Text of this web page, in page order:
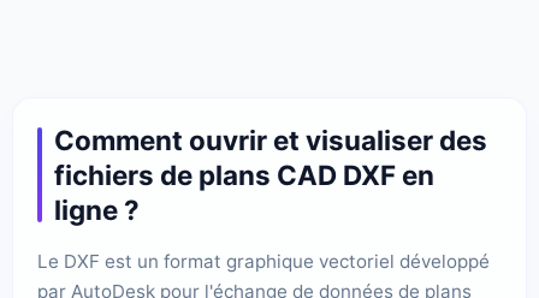
Comment ouvrir et visualiser des
fichiers de plans CAD DXF en
ligne ?
Le DXF est un format graphique vectoriel développé
par AutoDesk pour l'échange de données de plans